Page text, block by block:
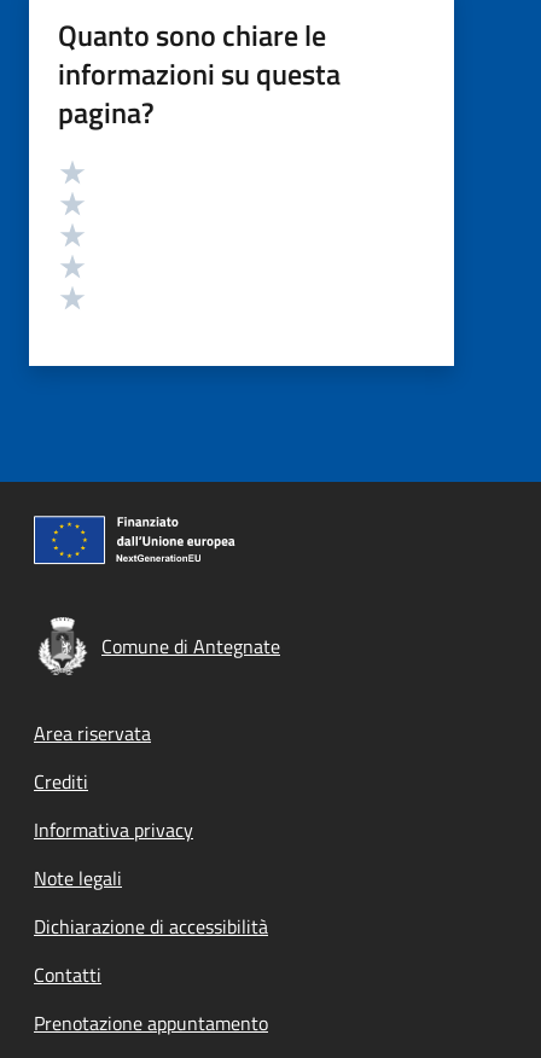
Quanto sono chiare le
informazioni su questa
pagina?
Valutazione
Comune di Antegnate
Footer menu
Area riservata
Crediti
Informativa privacy
Note legali
Dichiarazione di accessibilità
Contatti
Prenotazione appuntamento